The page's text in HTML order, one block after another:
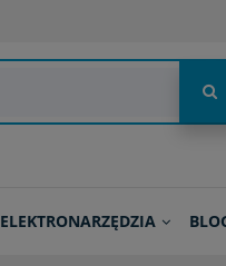
ELEKTRONARZĘDZIA